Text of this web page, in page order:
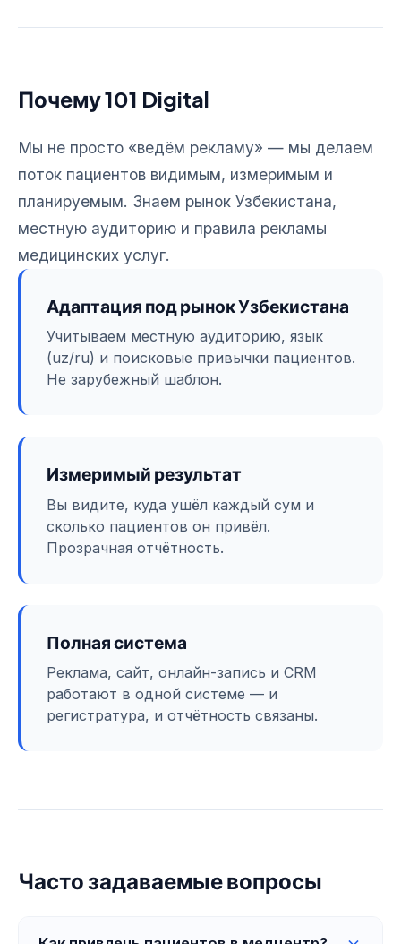
Почему 101 Digital
Мы не просто «ведём рекламу» — мы делаем
поток пациентов видимым, измеримым и
планируемым. Знаем рынок Узбекистана,
местную аудиторию и правила рекламы
медицинских услуг.
Адаптация под рынок Узбекистана
Учитываем местную аудиторию, язык
(uz/ru) и поисковые привычки пациентов.
Не зарубежный шаблон.
Измеримый результат
Вы видите, куда ушёл каждый сум и
сколько пациентов он привёл.
Прозрачная отчётность.
Полная система
Реклама, сайт, онлайн-запись и CRM
работают в одной системе — и
регистратура, и отчётность связаны.
Часто задаваемые вопросы